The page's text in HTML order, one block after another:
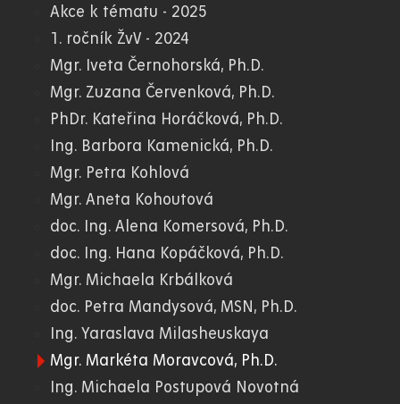
01.
WWW
Akce k tématu - 2025
1. ročník ŽvV - 2024
Mgr. Iveta Černohorská, Ph.D.
Mgr. Zuzana Červenková, Ph.D.
PhDr. Kateřina Horáčková, Ph.D.
Ing. Barbora Kamenická, Ph.D.
Mgr. Petra Kohlová
Mgr. Aneta Kohoutová
doc. Ing. Alena Komersová, Ph.D.
doc. Ing. Hana Kopáčková, Ph.D.
Mgr. Michaela Krbálková
doc. Petra Mandysová, MSN, Ph.D.
Ing. Yaraslava Milasheuskaya
Mgr. Markéta Moravcová, Ph.D.
Ing. Michaela Postupová Novotná